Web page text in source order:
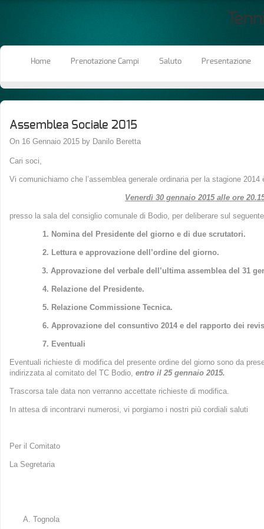
Home Prenotazione Campi Saluto Presentazione
Assemblea Sociale 2015
On 16 Gennaio 2015 by Danilo Beretta
Cari soci,
Vi comunichiamo che l’assemblea generale ordinaria per la stagione
Venerdì 30 gennaio 2015 alle ore
presso la sala del consiglio comunale di Bodio, per deliberare sul
1. Nomina del Presidente del giorno e di due scrutatori.
2. Lettura e approvazione dell’ordine del giorno.
3. Approvazione del verbale dell’ultima assemblea del 31
4. Relazione del Presidente.
5. Relazione Commissione Tecnica.
6. Approvazione del consuntivo 2014 e del rapporto dei
7. Eventuali
Eventuali richieste di modifica del presente ordine del giorno sono da
indirizzata al comitato del TC Bodio, entro il 25 gennaio 2015.
Trascorsa tale data non verranno accettate richieste di modifica.
In attesa di incontrarvi numerosi, vi porgiamo i nostri più cordiali saluti
Per il Comitato
La Segretaria
Tognola